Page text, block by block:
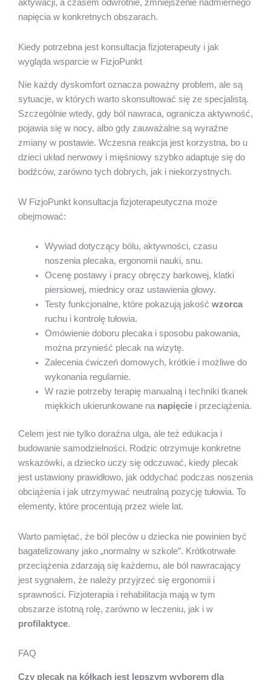
aktywacji, a czasem odwrotnie, zmniejszenie nadmiernego
napięcia w konkretnych obszarach.
Kiedy potrzebna jest konsultacja fizjoterapeuty i jak
wygląda wsparcie w FizjoPunkt
Nie każdy dyskomfort oznacza poważny problem, ale są
sytuacje, w których warto skonsultować się ze specjalistą.
Szczególnie wtedy, gdy ból nawraca, ogranicza aktywność,
pojawia się w nocy, albo gdy zauważalne są wyraźne
zmiany w postawie. Wczesna reakcja jest korzystna, bo u
dzieci układ nerwowy i mięśniowy szybko adaptuje się do
bodźców, zarówno tych dobrych, jak i niekorzystnych.
W FizjoPunkt konsultacja fizjoterapeutyczna może
obejmować:
Wywiad dotyczący bólu, aktywności, czasu
noszenia plecaka, ergonomii nauki, snu.
Ocenę postawy i pracy obręczy barkowej, klatki
piersiowej, miednicy oraz ustawienia głowy.
Testy funkcjonalne, które pokazują jakość wzorca
ruchu i kontrolę tułowia.
Omówienie doboru plecaka i sposobu pakowania,
można przynieść plecak na wizytę.
Zalecenia ćwiczeń domowych, krótkie i możliwe do
wykonania regularnie.
W razie potrzeby terapię manualną i techniki tkanek
miękkich ukierunkowane na napięciei przeciążenia.
Celem jest nie tylko doraźna ulga, ale też edukacja i
budowanie samodzielności. Rodzic otrzymuje konkretne
wskazówki, a dziecko uczy się odczuwać, kiedy plecak
jest ustawiony prawidłowo, jak oddychać podczas noszenia
obciążenia i jak utrzymywać neutralną pozycję tułowia. To
elementy, które procentują przez wiele lat.
Warto pamiętać, że ból pleców u dziecka nie powinien być
bagatelizowany jako „normalny w szkole”. Krótkotrwałe
przeciążenia zdarzają się każdemu, ale ból nawracający
jest sygnałem, że należy przyjrzeć się ergonomii i
sprawności. Fizjoterapia i rehabilitacja mają w tym
obszarze istotną rolę, zarówno w leczeniu, jak i w
profilaktyce.
FAQ
Czy plecak na kółkach jest lepszym wyborem dla